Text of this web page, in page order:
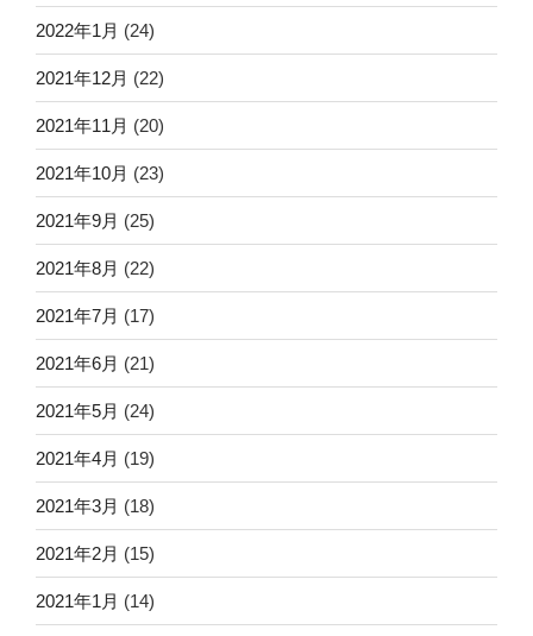
2022年1月 (24)
2021年12月 (22)
2021年11月 (20)
2021年10月 (23)
2021年9月 (25)
2021年8月 (22)
2021年7月 (17)
2021年6月 (21)
2021年5月 (24)
2021年4月 (19)
2021年3月 (18)
2021年2月 (15)
2021年1月 (14)